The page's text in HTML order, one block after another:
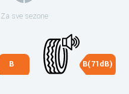
Za sve sezone
B B(71dB)